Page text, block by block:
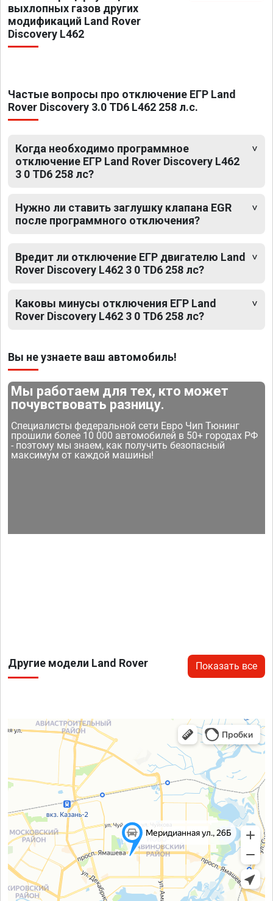
выхлопных газов других
модификаций Land Rover
Discovery L462
Частые вопросы про отключение ЕГР Land
Rover Discovery 3.0 TD6 L462 258 л.с.
Когда необходимо программное
отключение ЕГР Land Rover Discovery L462
3 0 TD6 258 лс?
Нужно ли ставить заглушку клапана EGR
после программного отключения?
Вредит ли отключение ЕГР двигателю Land
Rover Discovery L462 3 0 TD6 258 лс?
Каковы минусы отключения ЕГР Land
Rover Discovery L462 3 0 TD6 258 лс?
Вы не узнаете ваш автомобиль!
Мы работаем для тех, кто может
почувствовать разницу.
Специалисты федеральной сети Евро Чип Тюнинг
прошили более 10 000 автомобилей в 50+ городах РФ
- поэтому мы знаем, как получить безопасный
максимум от каждой машины!
Другие модели Land Rover Показать все